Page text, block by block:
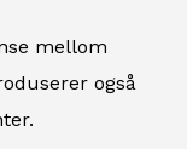
mellom
også